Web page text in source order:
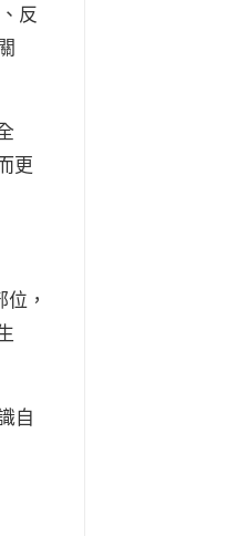
反
更
，
自